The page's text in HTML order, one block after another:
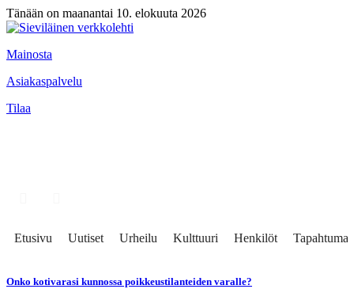
Tänään on maanantai 10. elokuuta 2026
Mainosta
Asiakaspalvelu
Tilaa
Etusivu Uutiset Urheilu Kulttuuri Henkilöt Tapahtumat
Onko kotivarasi kunnossa poikkeustilanteiden varalle?